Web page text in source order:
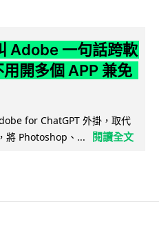
Adobe 一句話跨軟
開多個 APP 兼免
for ChatGPT 外掛，取代
將 Photoshop、...
閱讀全文